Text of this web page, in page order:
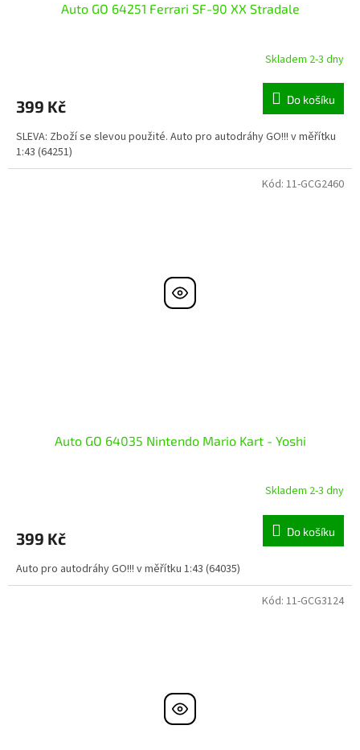
Auto GO 64251 Ferrari SF-90 XX Stradale
Skladem 2-3 dny
399 Kč Do košíku
SLEVA: Zboží se slevou použité. Auto pro autodráhy GO!!! v měřítku
1:43 (64251)
Auto GO 64035 Nintendo Mario Kart - Yoshi
Skladem 2-3 dny
399 Kč Do košíku
Auto pro autodráhy GO!!! v měřítku 1:43 (64035)
Kód: 11-GCG2460
Kód: 11-GCG3124